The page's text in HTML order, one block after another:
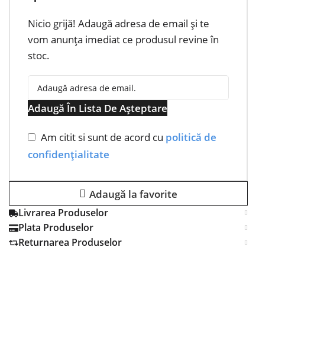
Nicio grijă! Adaugă adresa de email și te
vom anunța imediat ce produsul revine în
stoc.
Adaugă În Lista De Așteptare
Am citit si sunt de acord cu politică de
confidențialitate
Adaugă la favorite
Livrarea Produselor
Plata Produselor
Returnarea Produselor